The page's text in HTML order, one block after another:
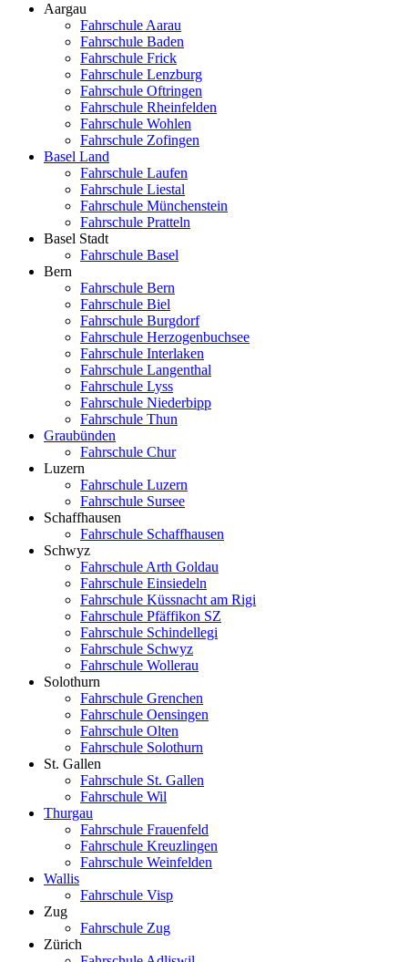
Aargau
Fahrschule Aarau
Fahrschule Baden
Fahrschule Frick
Fahrschule Lenzburg
Fahrschule Oftringen
Fahrschule Rheinfelden
Fahrschule Wohlen
Fahrschule Zofingen
Basel Land
Fahrschule Laufen
Fahrschule Liestal
Fahrschule Münchenstein
Fahrschule Pratteln
Basel Stadt
Fahrschule Basel
Bern
Fahrschule Bern
Fahrschule Biel
Fahrschule Burgdorf
Fahrschule Herzogenbuchsee
Fahrschule Interlaken
Fahrschule Langenthal
Fahrschule Lyss
Fahrschule Niederbipp
Fahrschule Thun
Graubünden
Fahrschule Chur
Luzern
Fahrschule Luzern
Fahrschule Sursee
Schaffhausen
Fahrschule Schaffhausen
Schwyz
Fahrschule Arth Goldau
Fahrschule Einsiedeln
Fahrschule Küssnacht am Rigi
Fahrschule Pfäffikon SZ
Fahrschule Schindellegi
Fahrschule Schwyz
Fahrschule Wollerau
Solothurn
Fahrschule Grenchen
Fahrschule Oensingen
Fahrschule Olten
Fahrschule Solothurn
St. Gallen
Fahrschule St. Gallen
Fahrschule Wil
Thurgau
Fahrschule Frauenfeld
Fahrschule Kreuzlingen
Fahrschule Weinfelden
Wallis
Fahrschule Visp
Zug
Fahrschule Zug
Zürich